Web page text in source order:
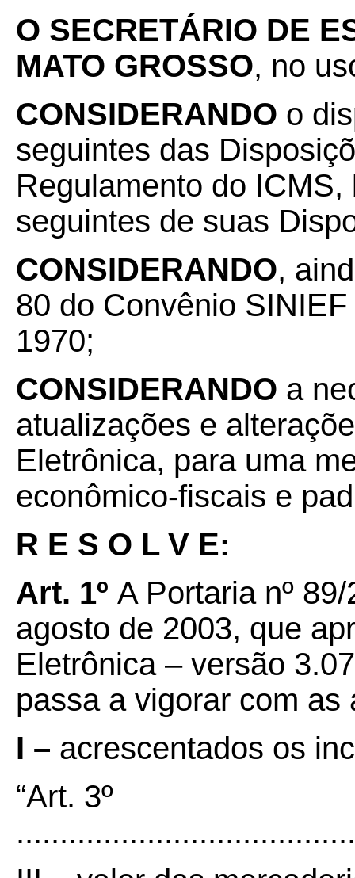
O SECRETÁRIO DE
MATO GROSSO, no
CONSIDERANDO o
seguintes das
Regulamento do
seguintes de suas
CONSIDERANDO,
80 do Convênio
1970;
CONSIDERANDO a
atualizações e
Eletrônica, para uma
econômico-fiscais e
R E S O L V E:
Art. 1º A Portaria nº
agosto de 2003, que
Eletrônica – versão
passa a vigorar com
I – acrescentados os
“Art. 3º